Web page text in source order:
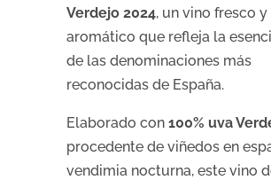
Verdejo 2024, un vino fresco y
aromático que refleja la
de las denominaciones más
reconocidas de España.
Elaborado con 100% uva
procedente de viñedos en
vendimia nocturna, este vino